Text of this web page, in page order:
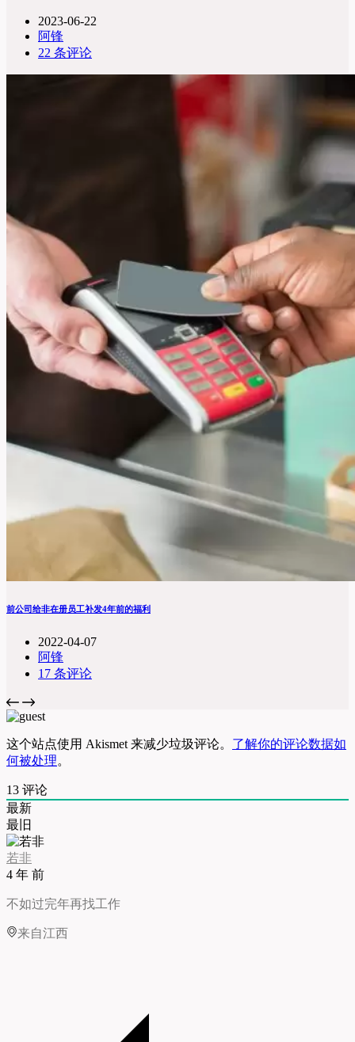
2023-06-22
阿锋
22 条评论
前公司给非在册员工补发4年前的福利
2022-04-07
阿锋
17 条评论
这个站点使用 Akismet 来减少垃圾评论。 了解你的评论数据如
何被处理。
13 评论
最新
最旧
若非
4 年 前
不如过完年再找工作
来自江西